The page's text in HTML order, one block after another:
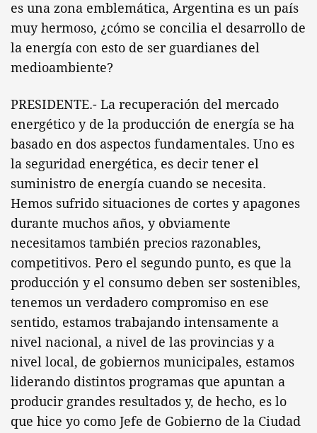
es una zona emblemática, Argentina es un país
muy hermoso, ¿cómo se concilia el desarrollo de
la energía con esto de ser guardianes del
medioambiente?
PRESIDENTE.- La recuperación del mercado
energético y de la producción de energía se ha
basado en dos aspectos fundamentales. Uno es
la seguridad energética, es decir tener el
suministro de energía cuando se necesita.
Hemos sufrido situaciones de cortes y apagones
durante muchos años, y obviamente
necesitamos también precios razonables,
competitivos. Pero el segundo punto, es que la
producción y el consumo deben ser sostenibles,
tenemos un verdadero compromiso en ese
sentido, estamos trabajando intensamente a
nivel nacional, a nivel de las provincias y a
nivel local, de gobiernos municipales, estamos
liderando distintos programas que apuntan a
producir grandes resultados y, de hecho, es lo
que hice yo como Jefe de Gobierno de la Ciudad